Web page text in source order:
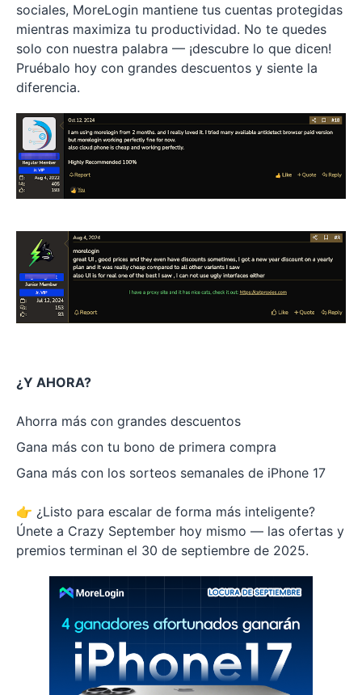
sociales, MoreLogin mantiene tus cuentas protegidas
mientras maximiza tu productividad. No te quedes
solo con nuestra palabra — ¡descubre lo que dicen!
Pruébalo hoy con grandes descuentos y siente la
diferencia.
¿Y AHORA?
Ahorra más con grandes descuentos
Gana más con tu bono de primera compra
Gana más con los sorteos semanales de iPhone 17
👉 ¿Listo para escalar de forma más inteligente?
Únete a Crazy September hoy mismo — las ofertas y
premios terminan el 30 de septiembre de 2025.